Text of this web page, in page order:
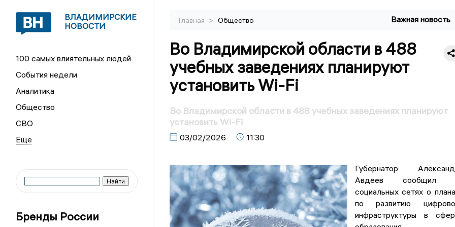
ВЛАДИМИРСКИЕ
НОВОСТИ
100 самых влиятельных людей
События недели
Аналитика
Общество
СВО
Бренды России
Главная > Общество Важная новость
Во Владимирской области в 488
учебных заведениях планируют
установить Wi-Fi
Во Владимирской области в 488 учебных заведениях планируют
установить Wi-Fi
03/02/2026 11:30
Губернатор
Авдеев сообщил
социальных сетях о
по развитию
инфраструктуры в